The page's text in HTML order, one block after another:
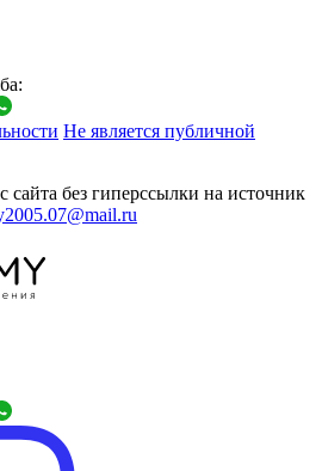
Не является публичной
сайта без гиперссылки на источник